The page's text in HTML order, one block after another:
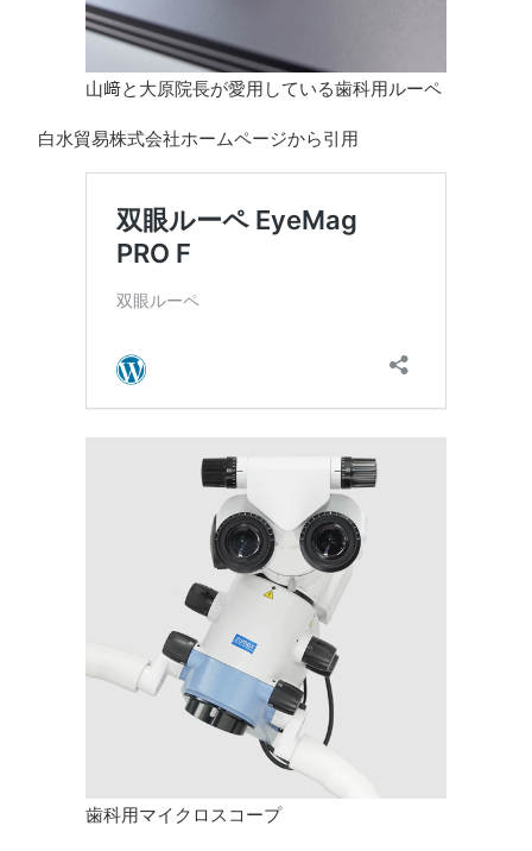
山﨑と大原院長が愛用している歯科用ルーペ
白水貿易株式会社ホームページから引用
歯科用マイクロスコープ